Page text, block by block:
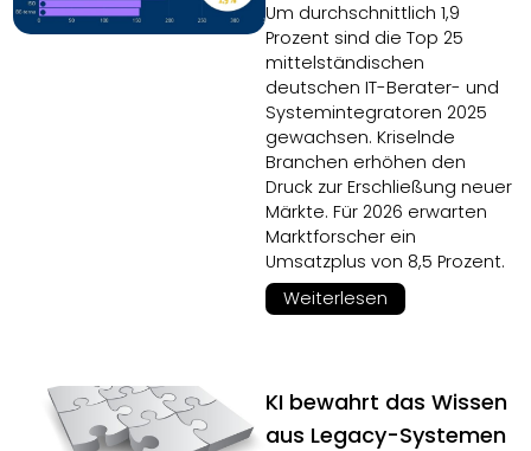
Um durchschnittlich 1,9
Prozent sind die Top 25
mittelständischen
deutschen IT-Berater- und
Systemintegratoren 2025
gewachsen. Kriselnde
Branchen erhöhen den
Druck zur Erschließung neuer
Märkte. Für 2026 erwarten
Marktforscher ein
Umsatzplus von 8,5 Prozent.
Weiterlesen
KI bewahrt das Wissen
aus Legacy-Systemen